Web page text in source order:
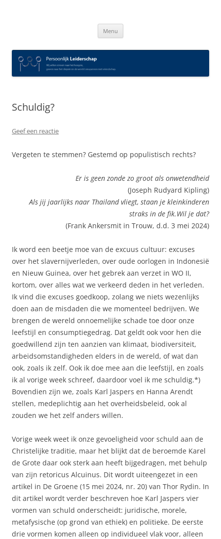
Menu
Schuldig?
Geef een reactie
Vergeten te stemmen? Gestemd op populistisch rechts?
Er is geen zonde zo groot als onwetendheid
(Joseph Rudyard Kipling)
Als jij jaarlijks naar Thailand vliegt, staan je kleinkinderen
straks in de fik.Wil je dat?
(Frank Ankersmit in Trouw, d.d. 3 mei 2024)
Ik word een beetje moe van de excuus cultuur: excuses
over het slavernijverleden, over oude oorlogen in Indonesië
en Nieuw Guinea, over het gebrek aan verzet in WO II,
kortom, over alles wat we verkeerd deden in het verleden.
Ik vind die excuses goedkoop, zolang we niets wezenlijks
doen aan de misdaden die we momenteel bedrijven. We
brengen de wereld onnoemelijke schade toe door onze
leefstijl en consumptiegedrag. Dat geldt ook voor hen die
goedwillend zijn ten aanzien van klimaat, biodiversiteit,
arbeidsomstandigheden elders in de wereld, of wat dan
ook, zoals ik zelf. Ook ik doe mee aan die leefstijl, en zoals
ik al vorige week schreef, daardoor voel ik me schuldig.*)
Bovendien zijn we, zoals Karl Jaspers en Hanna Arendt
stellen, medeplichtig aan het overheidsbeleid, ook al
zouden we het zelf anders willen.
Vorige week weet ik onze gevoeligheid voor schuld aan de
Christelijke traditie, maar het blijkt dat de beroemde Karel
de Grote daar ook sterk aan heeft bijgedragen, met behulp
van zijn retoricus Alcuinus. Dit wordt uiteengezet in een
artikel in De Groene (15 mei 2024, nr. 20) van Thor Rydin. In
dit artikel wordt verder beschreven hoe Karl Jaspers vier
vormen van schuld onderscheidt: juridische, morele,
metafysische (op grond van ethiek) en politieke. De eerste
drie vormen komen alleen op individueel vlak voor, alleen